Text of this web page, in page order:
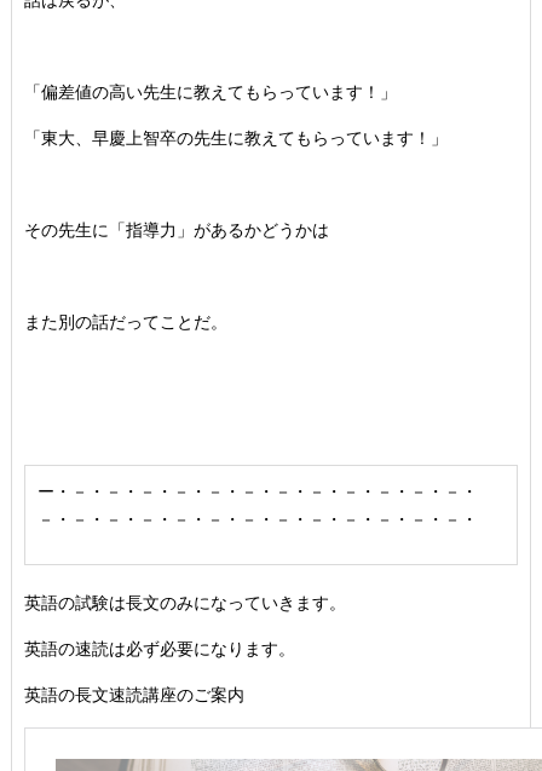
「偏差値の高い先生に教えてもらっています！」
「東大、早慶上智卒の先生に教えてもらっています！」
その先生に「指導力」があるかどうかは
また別の話だってことだ。
ー・－・－・－・－・－・－・－・－・－・－・－・－・
－・－・－・－・－・－・－・－・－・－・－・－・－・
英語の試験は長文のみになっていきます。
英語の速読は必ず必要になります。
英語の長文速読講座のご案内